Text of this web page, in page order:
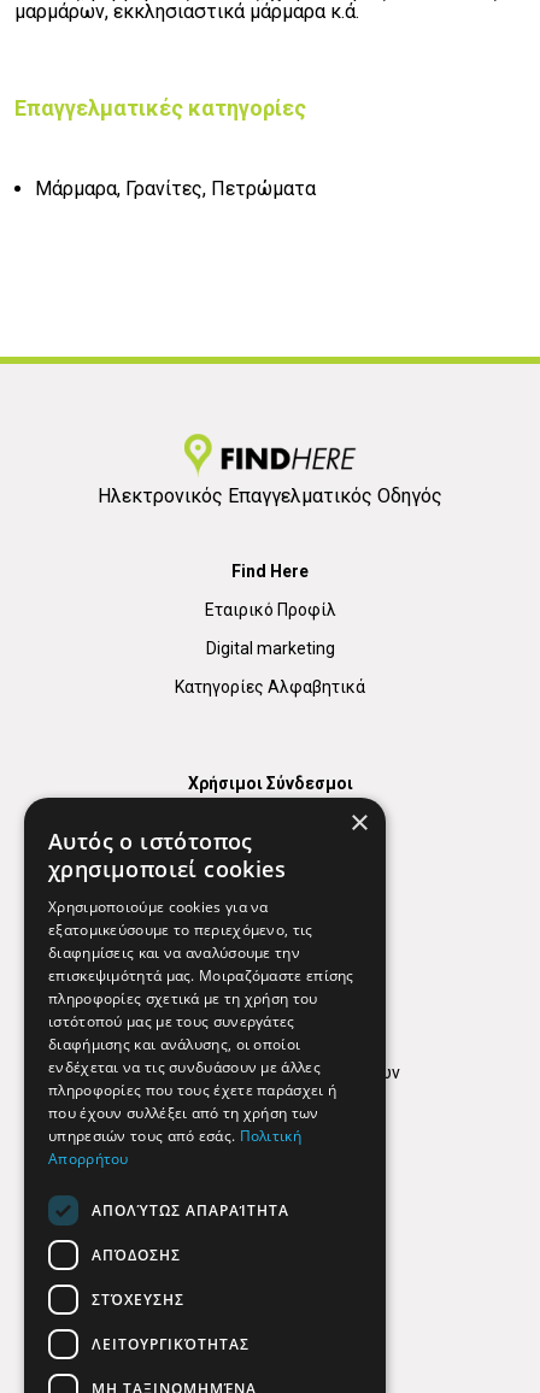
μαρμάρων, εκκλησιαστικά μάρμαρα κ.ά.
Επαγγελματικές κατηγορίες
Μάρμαρα, Γρανίτες, Πετρώματα
Ηλεκτρονικός Επαγγελματικός Οδηγός
Find Here
Εταιρικό Προφίλ
Digital marketing
Κατηγορίες Αλφαβητικά
Χρήσιμοι Σύνδεσμοι
Χρήσιμα Τηλέφωνα
Εφημερεύοντα Φαρμακεία
Απόρρητο
Όροι Χρήσης
Πολιτική προστασίας δεδομένων
Findhere
Social Media
×
Αυτός ο ιστότοπος
χρησιμοποιεί cookies
Χρησιμοποιούμε cookies για να
εξατομικεύσουμε το περιεχόμενο, τις
διαφημίσεις και να αναλύσουμε την
επισκεψιμότητά μας. Μοιραζόμαστε επίσης
πληροφορίες σχετικά με τη χρήση του
ιστότοπού μας με τους συνεργάτες
διαφήμισης και ανάλυσης, οι οποίοι
ενδέχεται να τις συνδυάσουν με άλλες
πληροφορίες που τους έχετε παράσχει ή
που έχουν συλλέξει από τη χρήση των
υπηρεσιών τους από εσάς. Πολιτική
Απορρήτου
ΑΠΟΛΎΤΩΣ ΑΠΑΡΑΊΤΗΤΑ
ΑΠΌΔΟΣΗΣ
ΣΤΌΧΕΥΣΗΣ
ΛΕΙΤΟΥΡΓΙΚΌΤΗΤΑΣ
ΜΗ ΤΑΞΙΝΟΜΗΜΈΝΑ